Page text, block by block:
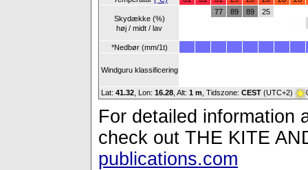
Skydække (%)
høj / midt / lav
77 89 89 25
*Nedbør (mm/1t)
Windguru klassificering
Lat: 41.32 , Lon: 16.28 Alt: 1 m , Tidszone: CEST (UTC+2)
For detailed information
check out THE KITE
publications.com